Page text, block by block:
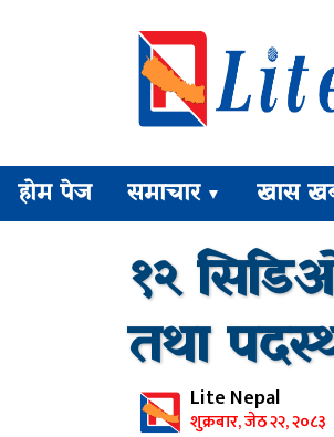
होम पेज समाचार ▼ खास
१२
तथा
Lite Nepal
शुक्रबार, जेठ २२, २०८३